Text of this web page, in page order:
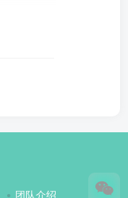
团队介绍